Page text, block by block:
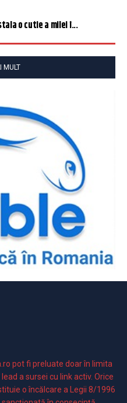
o cutie a milei î...
MULT
pot fi preluate doar în limita
a sursei cu link activ. Orice
o încălcare a Legii 8/1996